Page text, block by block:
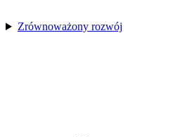
Zrównoważony rozwój